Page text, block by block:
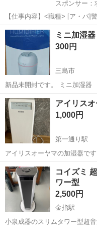
スポンサー：
【仕事内容】<職種> [ア・パ]
形態> アルバイト・パート <
部支給 規定あり 入社祝い金 5
あ...
アルバイト・パート
ミニ加湿器
300円
三島市
新品未開封です。 ミニ加湿器
静岡 三島市 季節、空
アイリス
1,000円
第一通り駅
アイリスオーヤマの加湿器です。
高さ 297 285 649
静岡 浜松市 第一通り
アイリスオーヤマ
コイズミ
ワー型
2,500円
金指駅
小泉成器のスリムタワー型超